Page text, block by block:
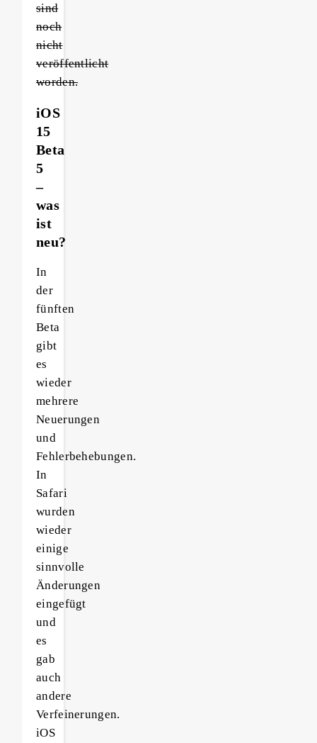
sind
noch
nicht
veröffentlicht
worden.
iOS
15
Beta
5
–
was
ist
neu?
In
der
fünften
Beta
gibt
es
wieder
mehrere
Neuerungen
und
Fehlerbehebungen.
In
Safari
wurden
wieder
einige
sinnvolle
Änderungen
eingefügt
und
es
gab
auch
andere
Verfeinerungen.
iOS